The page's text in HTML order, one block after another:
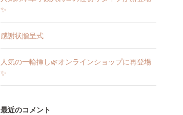
✨
感謝状贈呈式
人気の一輪挿し🌿オンラインショップに再登場
✨
最近のコメント